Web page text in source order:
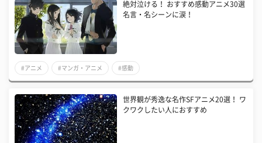
絶対泣ける！ おすすめ感動アニメ30選
名言・名シーンに涙！
#アニメ #マンガ・アニメ #感動
世界観が秀逸な名作SFアニメ20選！ ワ
クワクしたい人におすすめ